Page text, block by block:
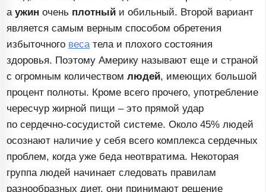
аужин очень плотный и обильный. Второй вариант
является самым верным способом обретения
избыточного весатела и плохого состояния
здоровья. Поэтому Америку называют еще и страной
с огромным количествомлюдей, имеющих большой
процент полноты. Кроме всего прочего, употребление
чересчур жирной пищи – это прямой удар
посердечно-сосудистой системе. Около 45% людей
осознают наличие у себя всего комплекса сердечных
проблем, когда уже беда неотвратима. Некоторая
группа людей начинает следовать правилам
разнообразных диет, они принимают решение